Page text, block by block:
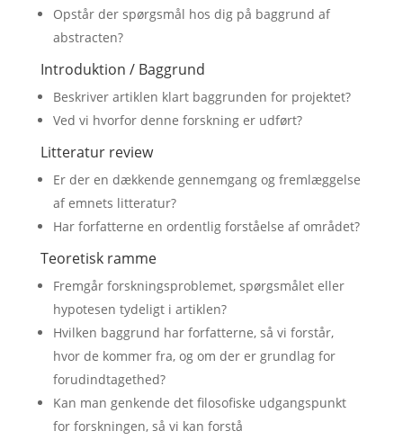
Opstår der spørgsmål hos dig på baggrund af
abstracten?
Introduktion / Baggrund
Beskriver artiklen klart baggrunden for projektet?
Ved vi hvorfor denne forskning er udført?
Litteratur review
Er der en dækkende gennemgang og fremlæggelse
af emnets litteratur?
Har forfatterne en ordentlig forståelse af området?
Teoretisk ramme
Fremgår forskningsproblemet, spørgsmålet eller
hypotesen tydeligt i artiklen?
Hvilken baggrund har forfatterne, så vi forstår,
hvor de kommer fra, og om der er grundlag for
forudindtagethed?
Kan man genkende det filosofiske udgangspunkt
for forskningen, så vi kan forstå